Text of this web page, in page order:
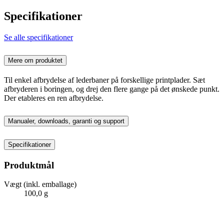
Specifikationer
Se alle specifikationer
Mere om produktet
Til enkel afbrydelse af lederbaner på forskellige printplader. Sæt
afbryderen i boringen, og drej den flere gange på det ønskede punkt.
Der etableres en ren afbrydelse.
Manualer, downloads, garanti og support
Specifikationer
Produktmål
Vægt (inkl. emballage)
100,0 g